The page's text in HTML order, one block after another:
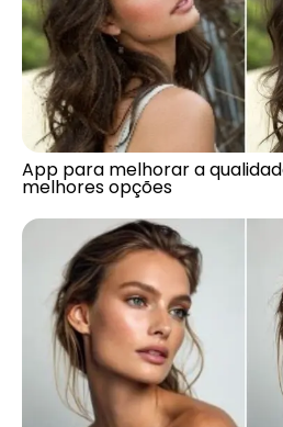
App para melhorar a
melhores opções